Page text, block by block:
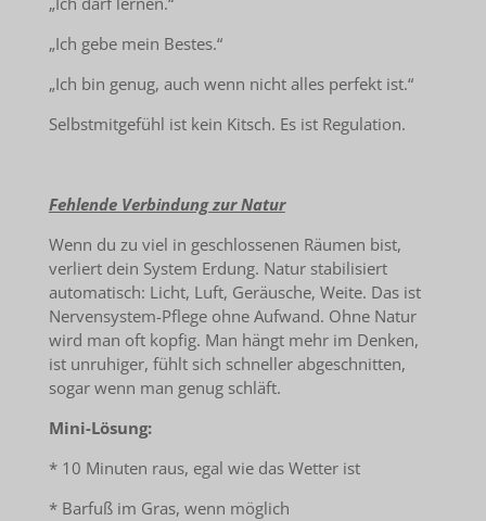
„Ich gebe mein Bestes.“
„Ich bin genug, auch wenn nicht alles perfekt ist.“
Selbstmitgefühl ist kein Kitsch. Es ist Regulation.
Fehlende Verbindung zur Natur
Wenn du zu viel in geschlossenen Räumen bist,
verliert dein System Erdung. Natur stabilisiert
automatisch: Licht, Luft, Geräusche, Weite. Das ist
Nervensystem-Pflege ohne Aufwand. Ohne Natur
wird man oft kopfig. Man hängt mehr im Denken,
ist unruhiger, fühlt sich schneller abgeschnitten,
sogar wenn man genug schläft.
Mini-Lösung:
* 10 Minuten raus, egal wie das Wetter ist
* Barfuß im Gras, wenn möglich